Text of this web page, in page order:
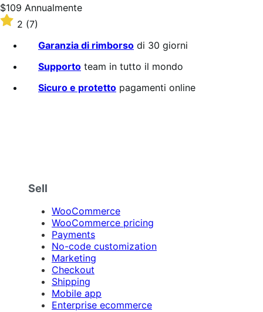
Prezzo
$109
Annualmente
$109 Annualmente
Valutato
2
stelle
2 (7)
Garanzia di rimborso di 30 giorni
Supporto team in tutto il mondo
Sicuro e protetto pagamenti online
Sell
WooCommerce
WooCommerce pricing
Payments
No-code customization
Marketing
Checkout
Shipping
Mobile app
Enterprise ecommerce